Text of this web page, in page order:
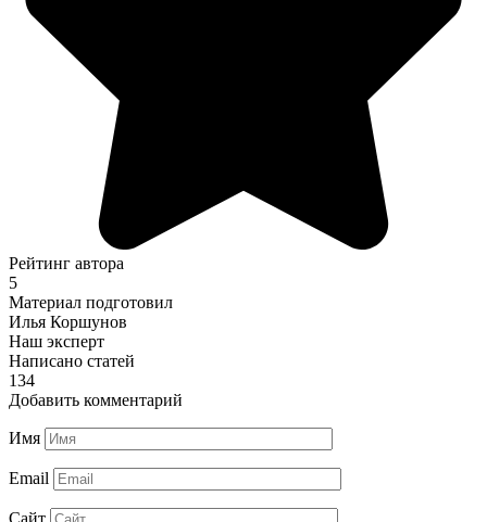
Рейтинг автора
5
Материал подготовил
Илья Коршунов
Наш эксперт
Написано статей
134
Добавить комментарий
Имя
Email
Сайт